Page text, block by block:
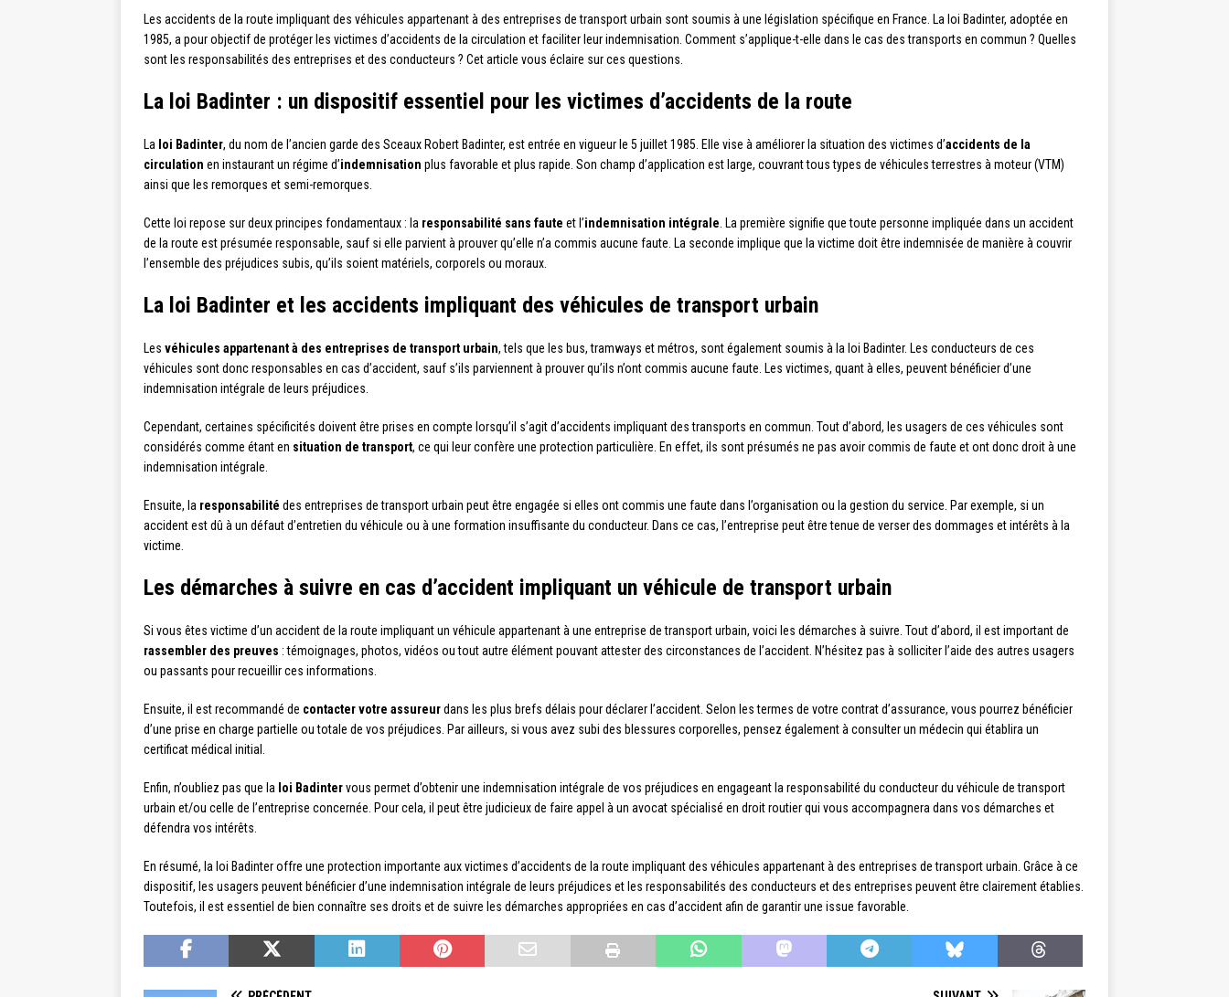
Les accidents de la route impliquant des véhicules appartenant à des entreprises de transport urbain sont soumis à une législation spécifique en France. La loi Badinter, adoptée en
1985, a pour objectif de protéger les victimes d’accidents de la circulation et faciliter leur indemnisation. Comment s’applique-t-elle dans le cas des transports en commun ? Quelles
sont les responsabilités des entreprises et des conducteurs ? Cet article vous éclaire sur ces questions.
La loi Badinter : un dispositif essentiel pour les victimes d’accidents de la route
La loi Badinter, du nom de l’ancien garde des Sceaux Robert Badinter, est entrée en vigueur le 5 juillet 1985. Elle vise à améliorer la situation des victimes d’accidents de la
circulation en instaurant un régime d’indemnisation plus favorable et plus rapide. Son champ d’application est large, couvrant tous types de véhicules terrestres à moteur (VTM)
ainsi que les remorques et semi-remorques.
Cette loi repose sur deux principes fondamentaux : la responsabilité sans faute et l’indemnisation intégrale . La première signifie que toute personne impliquée dans un accident
de la route est présumée responsable, sauf si elle parvient à prouver qu’elle n’a commis aucune faute. La seconde implique que la victime doit être indemnisée de manière à couvrir
l’ensemble des préjudices subis, qu’ils soient matériels, corporels ou moraux.
La loi Badinter et les accidents impliquant des véhicules de transport urbain
Les véhicules appartenant à des entreprises de transport urbain, tels que les bus, tramways et métros, sont également soumis à la loi Badinter. Les conducteurs de ces
véhicules sont donc responsables en cas d’accident, sauf s’ils parviennent à prouver qu’ils n’ont commis aucune faute. Les victimes, quant à elles, peuvent bénéficier d’une
indemnisation intégrale de leurs préjudices.
Cependant, certaines spécificités doivent être prises en compte lorsqu’il s’agit d’accidents impliquant des transports en commun. Tout d’abord, les usagers de ces véhicules sont
considérés comme étant en situation de transport, ce qui leur confère une protection particulière. En effet, ils sont présumés ne pas avoir commis de faute et ont donc droit à une
indemnisation intégrale.
Ensuite, la responsabilité des entreprises de transport urbain peut être engagée si elles ont commis une faute dans l’organisation ou la gestion du service. Par exemple, si un
accident est dû à un défaut d’entretien du véhicule ou à une formation insuffisante du conducteur. Dans ce cas, l’entreprise peut être tenue de verser des dommages et intérêts à la
victime.
Les démarches à suivre en cas d’accident impliquant un véhicule de transport urbain
Si vous êtes victime d’un accident de la route impliquant un véhicule appartenant à une entreprise de transport urbain, voici les démarches à suivre. Tout d’abord, il est important de
rassembler des preuves : témoignages, photos, vidéos ou tout autre élément pouvant attester des circonstances de l’accident. N’hésitez pas à solliciter l’aide des autres usagers
ou passants pour recueillir ces informations.
Ensuite, il est recommandé de contacter votre assureurdans les plus brefs délais pour déclarer l’accident. Selon les termes de votre contrat d’assurance, vous pourrez bénéficier
d’une prise en charge partielle ou totale de vos préjudices. Par ailleurs, si vous avez subi des blessures corporelles, pensez également à consulter un médecin qui établira un
certificat médical initial.
Enfin, n’oubliez pas que la loi Badintervous permet d’obtenir une indemnisation intégrale de vos préjudices en engageant la responsabilité du conducteur du véhicule de transport
urbain et/ou celle de l’entreprise concernée. Pour cela, il peut être judicieux de faire appel à un avocat spécialisé en droit routier qui vous accompagnera dans vos démarches et
défendra vos intérêts.
En résumé, la loi Badinter offre une protection importante aux victimes d’accidents de la route impliquant des véhicules appartenant à des entreprises de transport urbain. Grâce à ce
dispositif, les usagers peuvent bénéficier d’une indemnisation intégrale de leurs préjudices et les responsabilités des conducteurs et des entreprises peuvent être clairement établies.
Toutefois, il est essentiel de bien connaître ses droits et de suivre les démarches appropriées en cas d’accident afin de garantir une issue favorable.